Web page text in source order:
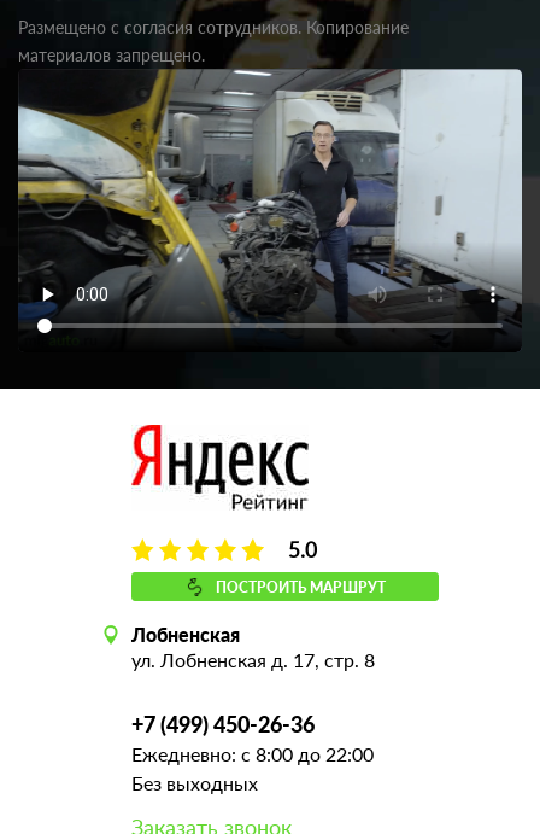
Размещено с согласия сотрудников. Копирование
материалов запрещено.
5.0
ПОСТРОИТЬ МАРШРУТ
Лобненская
ул. Лобненская д. 17, стр. 8
+7 (499) 450-26-36
Ежедневно: с 8:00 до 22:00
Без выходных
Заказать звонок